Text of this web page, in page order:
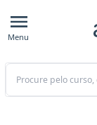
Menu
Buscar